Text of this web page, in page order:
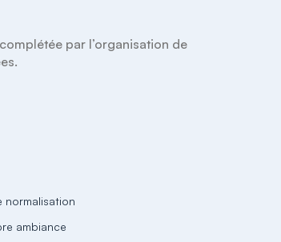
par l’organisation de
normalisation
ambiance